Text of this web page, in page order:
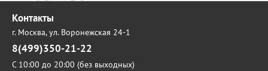
Контакты
г. Москва,ул. Воронежская 24-1
8(499)350-21-22
С 10:00 до 20:00 (без выходных)